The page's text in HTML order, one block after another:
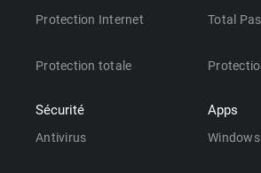
Protection Internet
Protection totale
Sécurité
Antivirus
Total
Apps
Windows